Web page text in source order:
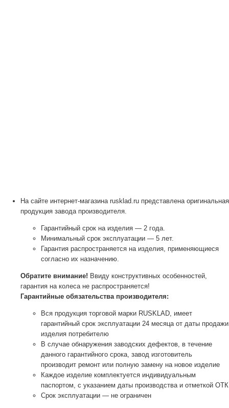
На сайте интернет-магазина rusklad.ru представлена оригинальная
продукция завода производителя.
Гарантийный срок на изделия — 2 года.
Минимальный срок эксплуатации — 5 лет.
Гарантия распространяется на изделия, применяющиеся
согласно их назначению.
Обратите внимание! Ввиду конструктивных особенностей,
гарантия на колеса не распространяется!
Гарантийные обязательства производителя:
Вся продукция торговой марки RUSKLAD, имеет
гарантийный срок эксплуатации 24 месяца от даты продажи
изделия потребителю
В случае обнаружения заводских дефектов, в течение
данного гарантийного срока, завод изготовитель
производит ремонт или полную замену на новое изделие
Каждое изделие комплектуется индивидуальным
паспортом, с указанием даты производства и отметкой ОТК
Срок эксплуатации — не ограничен